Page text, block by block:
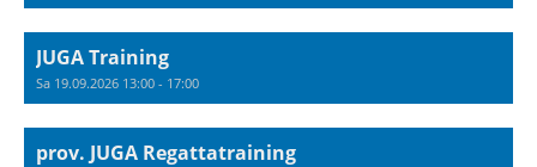
JUGA Training
Sa 19.09.2026 13:00 - 17:00
prov. JUGA Regattatraining